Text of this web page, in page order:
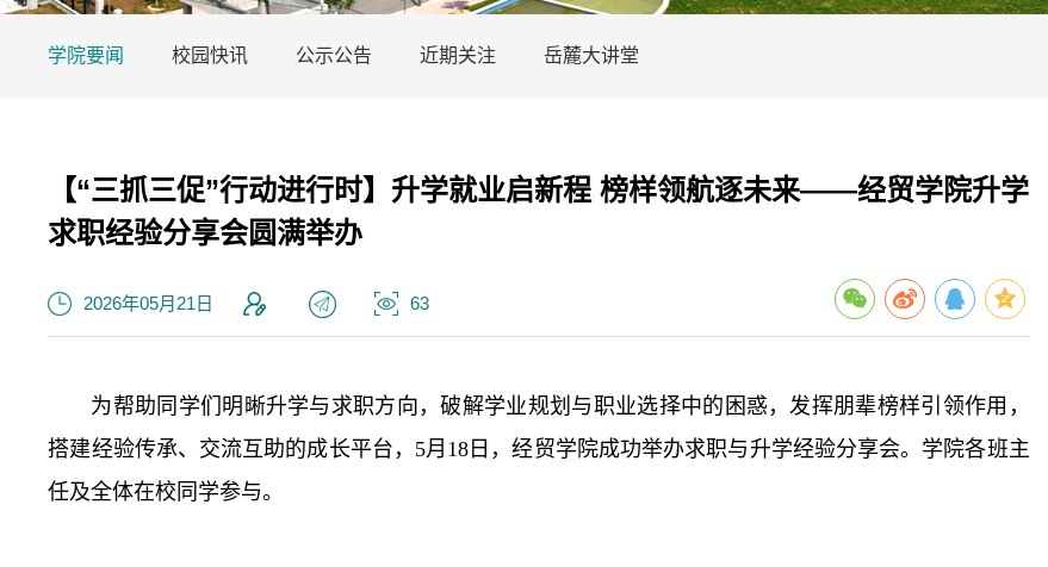
学院要闻 校园快讯 公示公告 近期关注 岳麓大讲堂
【“三抓三促”行动进行时】升学就业启新程 榜样领航逐未来——经贸学院升学
求职经验分享会圆满举办
2026年05月21日 63
为帮助同学们明晰升学与求职方向，破解学业规划与职业选择中的困惑，发挥朋辈榜样引领作用，
搭建经验传承、交流互助的成长平台，5月18日，经贸学院成功举办求职与升学经验分享会。学院各班主
任及全体在校同学参与。